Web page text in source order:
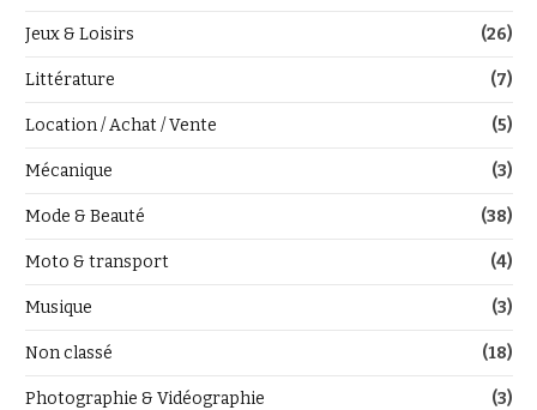
Jeux & Loisirs (26)
Littérature (7)
Location / Achat / Vente (5)
Mécanique (3)
Mode & Beauté (38)
Moto & transport (4)
Musique (3)
Non classé (18)
Photographie & Vidéographie (3)